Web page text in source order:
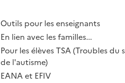
Outils pour les enseignants
En lien avec les familles...
Pour les élèves TSA (Troubles du
de l'autisme)
EANA et EFIV